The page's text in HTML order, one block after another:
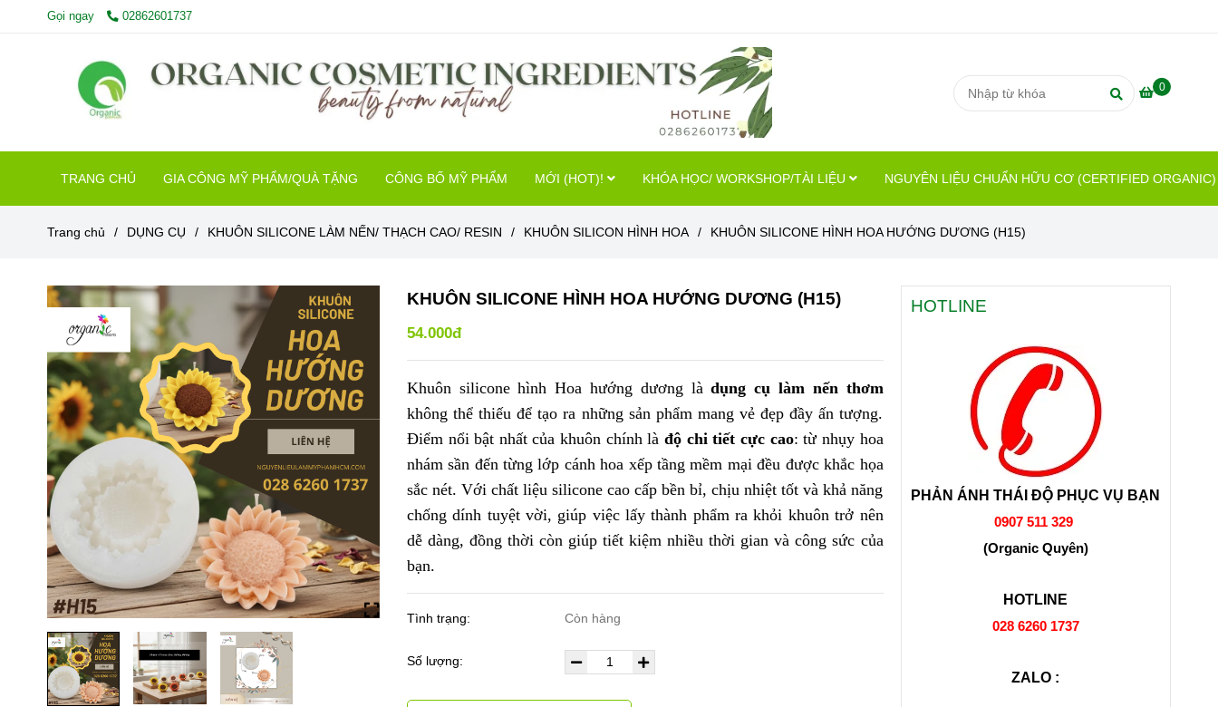
Gọi ngay 02862601737
0
TRANG CHỦ GIA CÔNG MỸ PHẨM/QUÀ TẶNG CÔNG BỐ MỸ PHẨM MỚI (HOT)! KHÓA HỌC/ WORKSHOP/TÀI LIỆU NGUYÊN LIỆU CHUẨN HỮU CƠ (CERTIFIED
Trang chủ / DỤNG CỤ / KHUÔN SILICONE LÀM NẾN/ THẠCH CAO/ RESIN / KHUÔN SILICON HÌNH HOA / KHUÔN SILICONE HÌNH HOA HƯỚNG DƯƠNG (H15)
KHUÔN SILICONE HÌNH HOA HƯỚNG DƯƠNG (H15)
54.000đ
Khuôn silicone hình Hoa hướng dương làdụng cụ làm nến thơm
không thể thiếu để tạo ra những sản phẩm mang vẻ đẹp đầy ấn tượng.
Điểm nổi bật nhất của khuôn chính làđộ chi tiết cực cao: từ nhụy hoa
nhám sần đến từng lớp cánh hoa xếp tầng mềm mại đều được khắc họa
sắc nét. Với chất liệu silicone cao cấp bền bỉ, chịu nhiệt tốt và khả năng
chống dính tuyệt vời, giúp việc lấy thành phẩm ra khỏi khuôn trở nên
dễ dàng, đồng thời còn giúp tiết kiệm nhiều thời gian và công sức của
bạn.
Tình trạng: Còn hàng
Số lượng:
HOTLINE
PHẢN ÁNH THÁI ĐỘ PHỤC VỤ BẠN
0907 511 329
(Organic Quyên)
HOTLINE
028 6260 1737
ZALO :